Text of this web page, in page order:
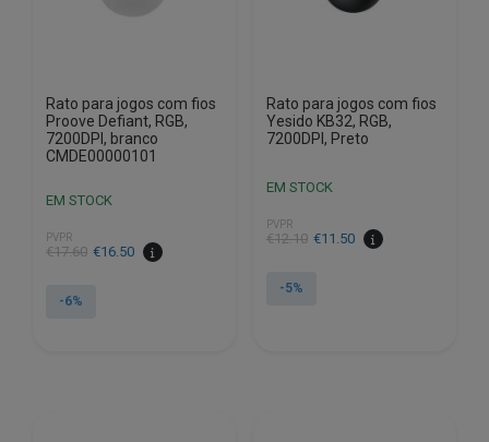
Rato para jogos com fios
Proove Defiant, RGB,
7200DPI, branco
CMDE00000101
EM STOCK
PVPR
€17.60
O
original
€16.50
O
atual
-6%
Rato para jogos com fios
Yesido KB32, RGB,
7200DPI, Preto
EM STOCK
PVPR
€12.10
O
original
€11.50
O
atual
-5%